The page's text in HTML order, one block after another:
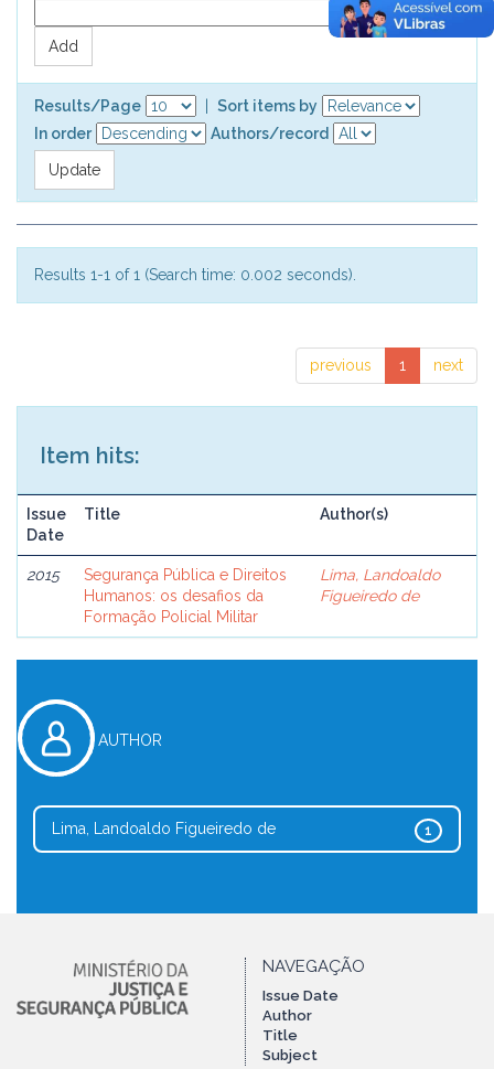
Results/Page
Sort items by
In order
Authors/record
Results 1-1 of 1 (Search time: 0.002 seconds).
previous 1 next
Item hits:
Issue
Date
Title Author(s)
2015
Segurança Pública e Direitos
Humanos: os desafios da
Formação Policial Militar
Lima, Landoaldo
Figueiredo de
AUTHOR
1
Lima, Landoaldo Figueiredo de
NAVEGAÇÃO
Issue Date
Author
Title
Subject